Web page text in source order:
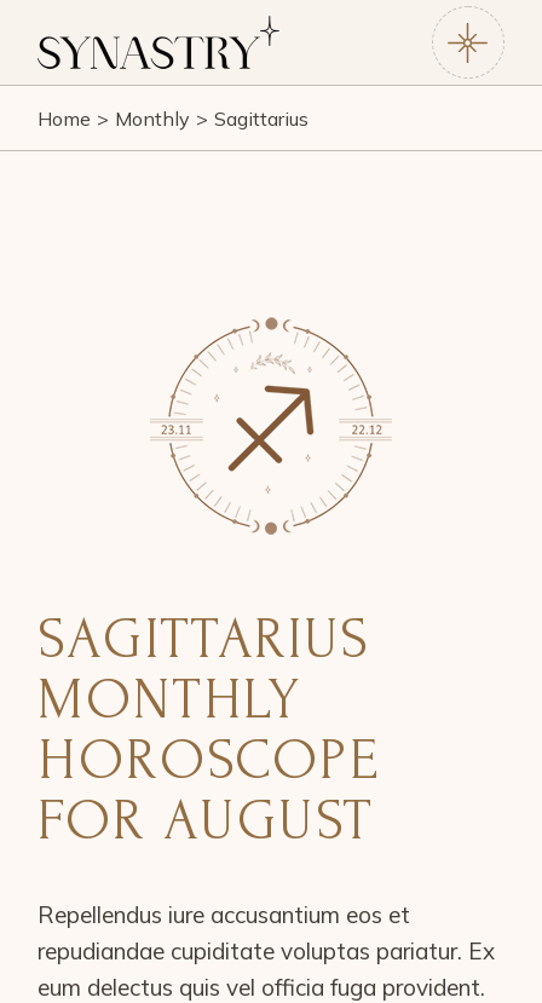
Home Monthly Sagittarius
SAGITTARIUS
MONTHLY
HOROSCOPE
FOR AUGUST
Repellendus iure accusantium eos et
repudiandae cupiditate voluptas pariatur. Ex
eum delectus quis vel officia fuga provident.